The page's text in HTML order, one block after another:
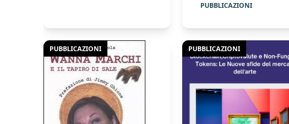
PUBBLICAZIONI
PUBBLICAZIONI PUBBLICAZIONI